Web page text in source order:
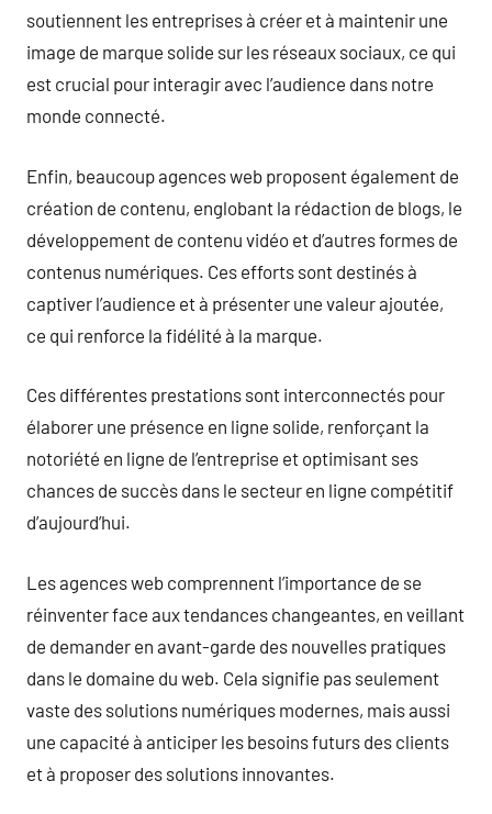
soutiennent les entreprises à créer et à maintenir une
image de marque solide sur les réseaux sociaux, ce qui
est crucial pour interagir avec l’audience dans notre
monde connecté.
Enfin, beaucoup agences web proposent également de
création de contenu, englobant la rédaction de blogs, le
développement de contenu vidéo et d’autres formes de
contenus numériques. Ces efforts sont destinés à
captiver l’audience et à présenter une valeur ajoutée,
ce qui renforce la fidélité à la marque.
Ces différentes prestations sont interconnectés pour
élaborer une présence en ligne solide, renforçant la
notoriété en ligne de l’entreprise et optimisant ses
chances de succès dans le secteur en ligne compétitif
d’aujourd’hui.
Les agences web comprennent l’importance de se
réinventer face aux tendances changeantes, en veillant
de demander en avant-garde des nouvelles pratiques
dans le domaine du web. Cela signifie pas seulement
vaste des solutions numériques modernes, mais aussi
une capacité à anticiper les besoins futurs des clients
et à proposer des solutions innovantes.